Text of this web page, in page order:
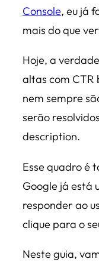
Console, eu já
mais do que
Hoje, a
altas com CTR
nem sempre
serão
description.
Esse quadro é
Google já está
responder ao
clique para o
Neste guia,